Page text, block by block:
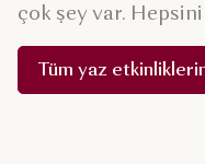
çok şey var.
Tüm yaz